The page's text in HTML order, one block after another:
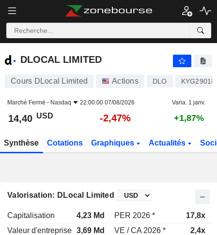
DLOCAL LIMITED
DLOCAL LIMITED
Cours DLocal Limited Actions DLO
Marché Fermé - Nasdaq 22:00:00 07/08/2026 Varia. 1 janv.
14,40 USD -2,47% +1,87%
Synthèse Cotations Graphiques Actualités
Valorisation: DLocal Limited
Capitalisation 4,23 Md PER 2026 * 17,8x
Valeur d'entreprise 3,69 Md VE / CA 2026 * 2,4x